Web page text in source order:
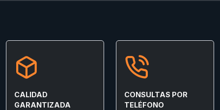
CALIDAD
GARANTIZADA
CONSULTAS POR
TELÉFONO